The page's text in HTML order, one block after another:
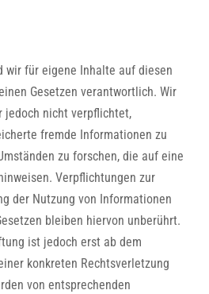
wir für eigene Inhalte auf diesen
Gesetzen verantwortlich. Wir
jedoch nicht verpflichtet,
fremde Informationen zu
zu forschen, die auf eine
Verpflichtungen zur
der Nutzung von Informationen
bleiben hiervon unberührt.
ist jedoch erst ab dem
konkreten Rechtsverletzung
von entsprechenden